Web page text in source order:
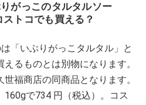
がっこのタルタルソー
トコでも買える？
「いぶりがっこタルタル」と
るものとは別物になります。
福商店の同商品となります。
160gで734 円（税込）。コス